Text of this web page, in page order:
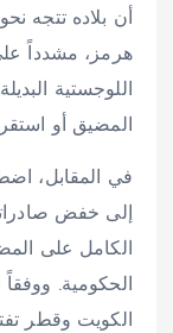
أن بلاده تتجه
هرمز، مشدداً
اللوجستية
المضيق أو
في المقابل،
إلى خفض
الكامل على
الحكومية.
الكويت وقطر